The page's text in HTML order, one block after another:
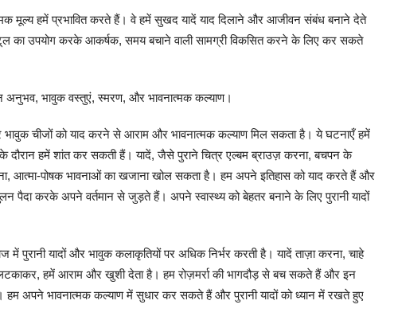
मूल्य हमें प्रभावित करते हैं। वे हमें सुखद यादें याद दिलाने और आजीवन संबंध बनाने देते
का उपयोग करके आकर्षक, समय बचाने वाली सामग्री विकसित करने के लिए कर सकते
अनुभव, भावुक वस्तुएं, स्मरण, और भावनात्मक कल्याण।
भावुक चीजों को याद करने से आराम और भावनात्मक कल्याण मिल सकता है। ये घटनाएँ हमें
दौरान हमें शांत कर सकती हैं। यादें, जैसे पुराने चित्र एल्बम ब्राउज़ करना, बचपन के
आत्मा-पोषक भावनाओं का खजाना खोल सकता है। हम अपने इतिहास को याद करते हैं और
पैदा करके अपने वर्तमान से जुड़ते हैं। अपने स्वास्थ्य को बेहतर बनाने के लिए पुरानी यादों
में पुरानी यादों और भावुक कलाकृतियों पर अधिक निर्भर करती है। यादें ताज़ा करना, चाहे
हमें आराम और खुशी देता है। हम रोज़मर्रा की भागदौड़ से बच सकते हैं और इन
अपने भावनात्मक कल्याण में सुधार कर सकते हैं और पुरानी यादों को ध्यान में रखते हुए